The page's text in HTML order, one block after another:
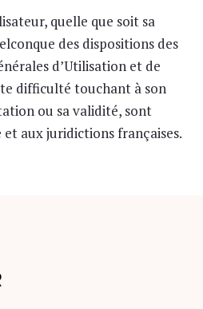
quelle que soit sa
des dispositions des
d’Utilisation et de
difficulté touchant à son
ou sa validité, sont
et aux juridictions françaises.